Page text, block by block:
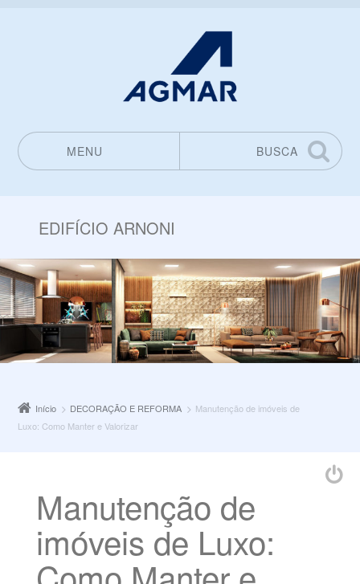
MENU
BUSCA
EDIFÍCIO ARNONI
Início DECORAÇÃO E REFORMA
Manutenção de imóveis de
Luxo: Como Manter e Valorizar
Manutenção de
imóveis de Luxo: